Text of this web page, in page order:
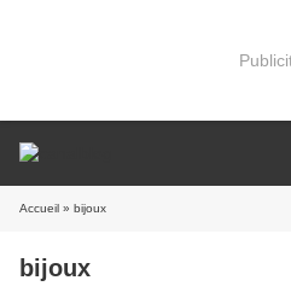
Accueil » bijoux
bijoux